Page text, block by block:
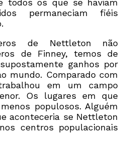
todos os que se haviam
permaneciam fiéis
de Nettleton não
de Finney, temos de
ganhos por
mundo. Comparado com
em um campo
Os lugares em que
populosos. Alguém
aconteceria se Nettleton
centros populacionais